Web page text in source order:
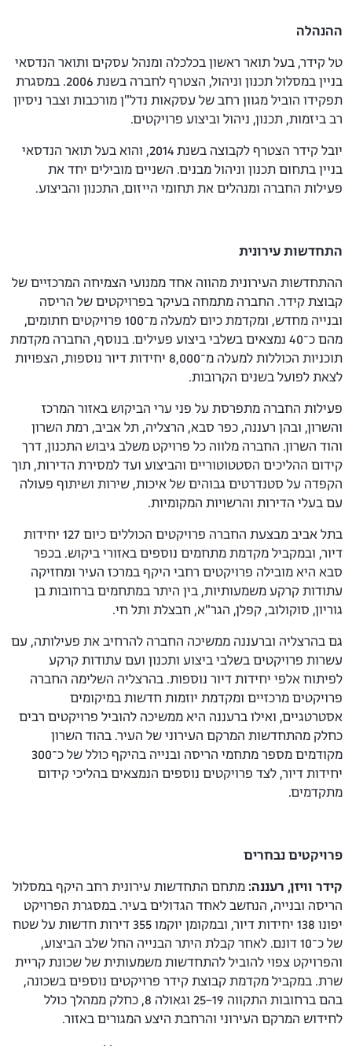
ההנהלה
טל קידר, בעל תואר ראשון בכלכלה ומנהל עסקים ותואר הנדסאי
בניין במסלול תכנון וניהול, הצטרף לחברה בשנת 2006. במסגרת
תפקידו הוביל מגוון רחב של עסקאות נדל"ן מורכבות וצבר ניסיון
רב ביזמות, תכנון, ניהול וביצוע פרויקטים.
יובל קידר הצטרף לקבוצה בשנת 2014, והוא בעל תואר הנדסאי
בניין בתחום תכנון וניהול מבנים. השניים מובילים יחד את
פעילות החברה ומנהלים את תחומי הייזום, התכנון והביצוע.
התחדשות עירונית
ההתחדשות העירונית מהווה אחד ממנועי הצמיחה המרכזיים של
קבוצת קידר. החברה מתמחה בעיקר בפרויקטים של הריסה
ובנייה מחדש, ומקדמת כיום למעלה מ־100 פרויקטים חתומים,
מהם כ־40 נמצאים בשלבי ביצוע פעילים. בנוסף, החברה מקדמת
תוכניות הכוללות למעלה מ־8,000 יחידות דיור נוספות, הצפויות
לצאת לפועל בשנים הקרובות.
פעילות החברה מתפרסת על פני ערי הביקוש באזור המרכז
והשרון, ובהן רעננה, כפר סבא, הרצליה, תל אביב, רמת השרון
והוד השרון. החברה מלווה כל פרויקט משלב גיבוש התכנון, דרך
קידום ההליכים הסטטוטוריים והביצוע ועד למסירת הדירות, תוך
הקפדה על סטנדרטים גבוהים של איכות, שירות ושיתוף פעולה
עם בעלי הדירות והרשויות המקומיות.
בתל אביב מבצעת החברה פרויקטים הכוללים כיום 127 יחידות
דיור, ובמקביל מקדמת מתחמים נוספים באזורי ביקוש. בכפר
סבא היא מובילה פרויקטים רחבי היקף במרכז העיר ומחזיקה
עתודות קרקע משמעותיות, בין היתר במתחמים ברחובות בן
גוריון, סוקולוב, קפלן, הגר"א, חבצלת ותל חי.
גם בהרצליה וברעננה ממשיכה החברה להרחיב את פעילותה, עם
עשרות פרויקטים בשלבי ביצוע ותכנון ועם עתודות קרקע
לפיתוח אלפי יחידות דיור נוספות. בהרצליה השלימה החברה
פרויקטים מרכזיים ומקדמת יוזמות חדשות במיקומים
אסטרטגיים, ואילו ברעננה היא ממשיכה להוביל פרויקטים רבים
כחלק מהתחדשות המרקם העירוני של העיר. בהוד השרון
מקודמים מספר מתחמי הריסה ובנייה בהיקף כולל של כ־300
יחידות דיור, לצד פרויקטים נוספים הנמצאים בהליכי קידום
מתקדמים.
פרויקטים נבחרים
קידר וויזן, רעננה: מתחם התחדשות עירונית רחב היקף במסלול
הריסה ובנייה, הנחשב לאחד הגדולים בעיר. במסגרת הפרויקט
יפונו 138 יחידות דיור, ובמקומן יוקמו 355 דירות חדשות על שטח
של כ־10 דונם. לאחר קבלת היתר הבנייה החל שלב הביצוע,
והפרויקט צפוי להוביל להתחדשות משמעותית של שכונת קריית
שרת. במקביל מקדמת קבוצת קידר פרויקטים נוספים בשכונה,
בהם ברחובות התקווה 19–25 וגאולה 8, כחלק ממהלך כולל
לחידוש המרקם העירוני והרחבת היצע המגורים באזור.